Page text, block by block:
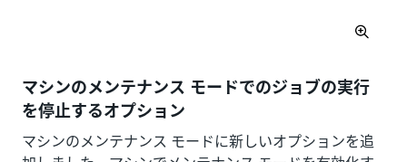
マシンのメンテナンス モードでのジョブの実行
を停止するオプション
マシンのメンテナンス モードに新しいオプションを追